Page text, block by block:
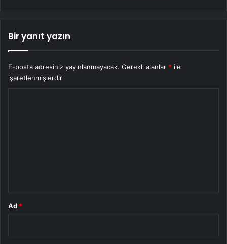
Bir yanıt yazın
E-posta adresiniz yayınlanmayacak. Gerekli alanlar * ile
işaretlenmişlerdir
Ad *